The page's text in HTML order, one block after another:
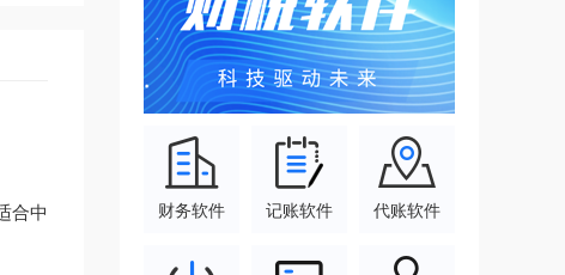
合中
财务软件 记账软件 代账软件